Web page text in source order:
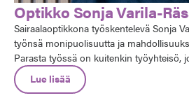
Optikko Sonja Varila-
Sairaalaoptikkona työskentelevä Sonja
työnsä monipuolisuutta ja
Parasta työssä on kuitenkin työyhteisö,
keskinäinen luottamus: "Osan kanssa
pitkään, että osaamme lähes lukea
Lue lisää